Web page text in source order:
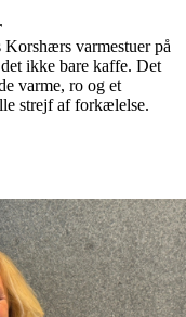
varmestuer på
ikke bare kaffe. Det
varme, ro og et
strejf af forkælelse.